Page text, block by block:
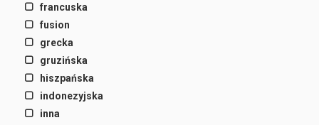
francuska
fusion
grecka
gruzińska
hiszpańska
indonezyjska
inna